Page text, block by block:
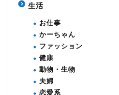
生活
お仕事
かーちゃん
ファッション
健康
動物・生物
夫婦
恋愛系